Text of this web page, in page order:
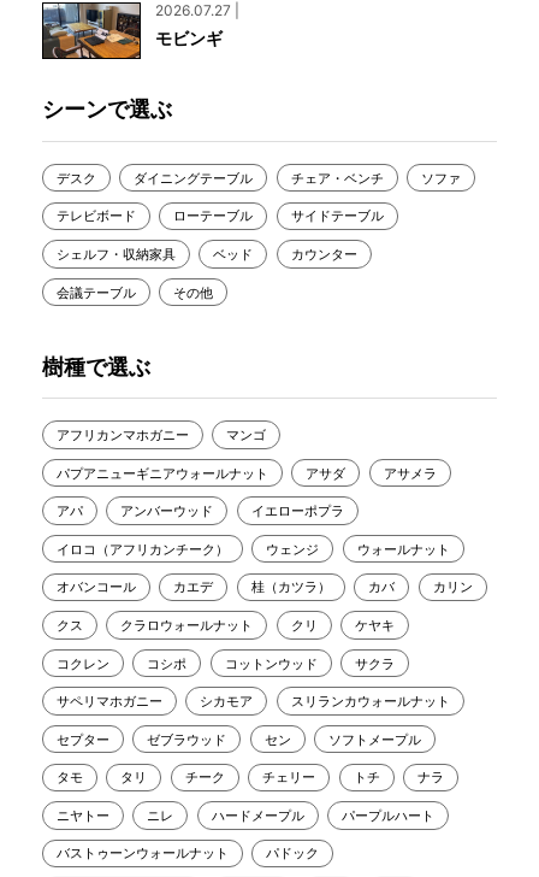
2026.07.27 |
モビンギ
シーンで選ぶ
デスク ダイニングテーブル チェア・ベンチ ソファ
テレビボード ローテーブル サイドテーブル
シェルフ・収納家具 ベッド カウンター
会議テーブル その他
樹種で選ぶ
アフリカンマホガニー マンゴ
パプアニューギニアウォールナット アサダ アサメラ
アパ アンバーウッド イエローポプラ
イロコ（アフリカンチーク） ウェンジ ウォールナット
オバンコール カエデ 桂（カツラ） カバ カリン
クス クラロウォールナット クリ ケヤキ
コクレン コシポ コットンウッド サクラ
サペリマホガニー シカモア スリランカウォールナット
セプター ゼブラウッド セン ソフトメープル
タモ タリ チーク チェリー トチ ナラ
ニヤトー ニレ ハードメープル パープルハート
バストゥーンウォールナット パドック